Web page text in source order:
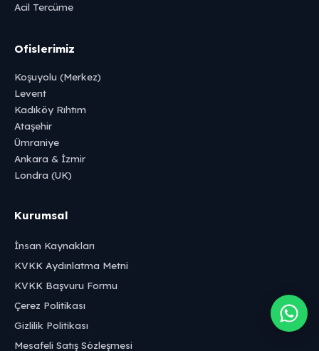
Acil Tercüme
Ofislerimiz
Koşuyolu (Merkez)
Levent
Kadıköy Rıhtım
Ataşehir
Ümraniye
Ankara & İzmir
Londra (UK)
Kurumsal
İnsan Kaynakları
KVKK Aydınlatma Metni
KVKK Başvuru Formu
Çerez Politikası
Gizlilik Politikası
Mesafeli Satış Sözleşmesi